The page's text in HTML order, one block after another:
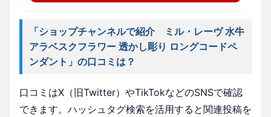
「ショップチャンネルで紹介 ミル・レーヴ 水牛
アラベスクフラワー 透かし彫り ロングコードペ
ンダント」の口コミは？
口コミはX（旧Twitter）やTikTokなどのSNSで確認
できます。ハッシュタグ検索を活用すると関連投稿を